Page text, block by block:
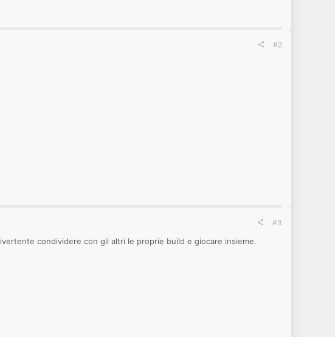
#2
#3
condividere con gli altri le proprie build e giocare insieme.